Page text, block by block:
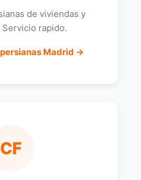
de viviendas y
rapido.
Madrid →
CF